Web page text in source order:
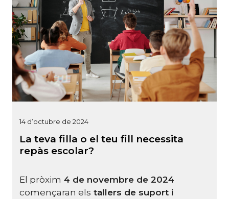
14 d’octubre de 2024
La teva filla o el teu fill necessita
repàs escolar?
El pròxim 4 de novembre de 2024
començaran els tallers de suport i